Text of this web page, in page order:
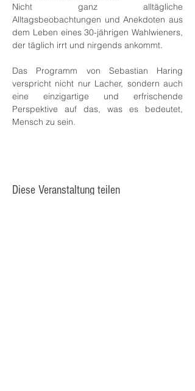
Nicht ganz alltägliche
Alltagsbeobachtungen und Anekdoten aus
dem Leben eines 30-jährigen Wahlwieners,
der täglich irrt und nirgends ankommt.
Das Programm von Sebastian Haring
verspricht nicht nur Lacher, sondern auch
eine einzigartige und erfrischende
Perspektive auf das, was es bedeutet,
Mensch zu sein.
Diese Veranstaltung teilen